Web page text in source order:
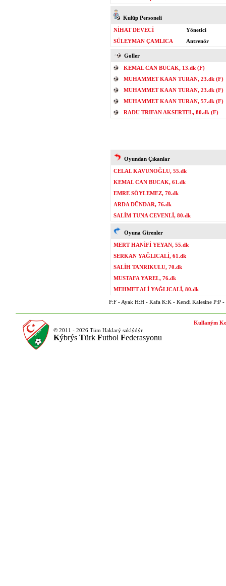
Kulüp Personeli
NİHAT DEVECİ
Yönetici
SÜLEYMAN ÇAMLICA
Antrenör
Goller
KEMAL CAN BUCAK, 13.dk (F)
MUHAMMET KAAN TURAN, 23.dk (F)
MUHAMMET KAAN TURAN, 23.dk (F)
MUHAMMET KAAN TURAN, 57.dk (F)
RADU TRIFAN AKSERTEL, 80.dk (F)
Oyundan Çıkanlar
CELAL KAVUNOĞLU, 55.dk
KEMAL CAN BUCAK, 61.dk
EMRE SÖYLEMEZ, 70.dk
ARDA DÜNDAR, 76.dk
SALİM TUNA CEVENLİ, 80.dk
Oyuna Girenler
MERT HANİFİ YEYAN, 55.dk
SERKAN YAĞLICALİ, 61.dk
SALİH TANRIKULU, 70.dk
MUSTAFA YAREL, 76.dk
MEHMET ALİ YAĞLICALİ, 80.dk
F:F - Ayak H:H - Kafa K:K - Kendi Kalesine P:P -
© 2011 - 2026 Tüm Haklarý saklýdýr.
Kýbrýs Türk Futbol Federasyonu
Kullaným